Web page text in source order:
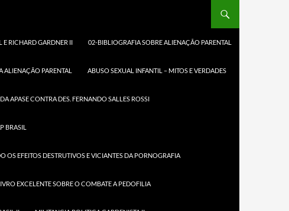
RICHARD GARDNER II 02-BIBLIOGRAFIA SOBRE ALIENAÇÃO PARENTAL
PARENTAL ABUSO SEXUAL INFANTIL – MITOS E VERDADES
APASE CONTRA DES. FERNANDO SALLES ROSSI
BRASIL
OS EFEITOS DESTRUTIVOS E VICIANTES DA PORNOGRAFIA
EXCELENTE SOBRE O COMBATE A PEDOFILIA
press/releases
DE